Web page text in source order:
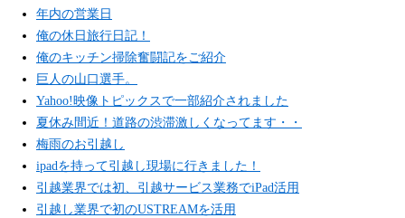
年内の営業日
俺の休日旅行日記！
俺のキッチン掃除奮闘記をご紹介
巨人の山口選手。
Yahoo!映像トピックスで一部紹介されました
夏休み間近！道路の渋滞激しくなってます・・
梅雨のお引越し
ipadを持って引越し現場に行きました！
引越業界では初、引越サービス業務でiPad活用
引越し業界で初のUSTREAMを活用